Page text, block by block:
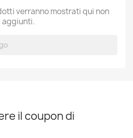
verranno mostrati qui non
aggiunti.
il coupon di